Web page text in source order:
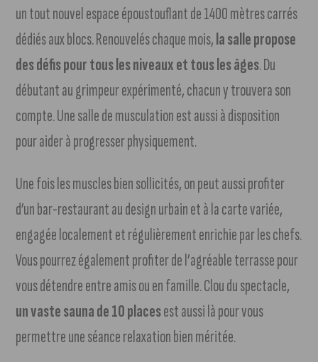
un tout nouvel espace époustouflant de 1400 mètres carrés
dédiés aux blocs. Renouvelés chaque mois,la salle propose
des défis pour tous les niveaux et tous les âges. Du
débutant au grimpeur expérimenté, chacun y trouvera son
compte. Une salle de musculation est aussi à disposition
pour aider à progresser physiquement.
Une fois les muscles bien sollicités, on peut aussi profiter
d’un bar-restaurant au design urbain et à la carte variée,
engagée localement et régulièrement enrichie par les chefs.
Vous pourrez également profiter de l’agréable terrasse pour
vous détendre entre amis ou en famille. Clou du spectacle,
un vaste sauna de 10 placesest aussi là pour vous
permettre une séance relaxation bien méritée.